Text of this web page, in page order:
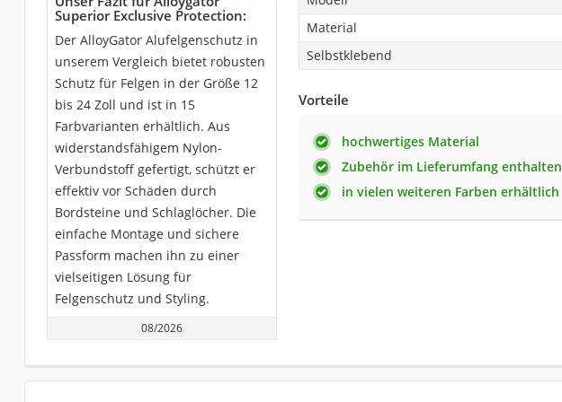
Superior Exclusive Protection:
Der AlloyGator Alufelgenschutz in
unserem Vergleich bietet robusten
Schutz für Felgen in der Größe 12
bis 24 Zoll und ist in 15
Farbvarianten erhältlich. Aus
widerstandsfähigem Nylon-
Verbundstoff gefertigt, schützt er
effektiv vor Schäden durch
Bordsteine und Schlaglöcher. Die
einfache Montage und sichere
Passform machen ihn zu einer
vielseitigen Lösung für
Felgenschutz und Styling.
08/2026
Material
Selbstklebend
Vorteile
hochwertiges Material
Zubehör im Lieferumfang enthalten
in vielen weiteren Farben erhältlich